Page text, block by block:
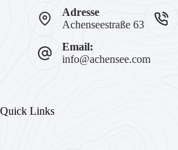
Adresse
Achenseestraße 63
Email:
info@achensee.com
Quick Links